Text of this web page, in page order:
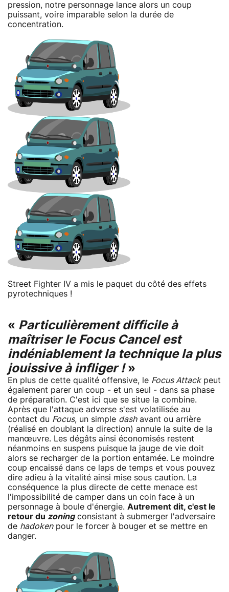
pression, notre personnage lance alors un coup
puissant, voire imparable selon la durée de
concentration.
Street Fighter IV a mis le paquet du côté des effets
pyrotechniques !
« Particulièrement difficile à
maîtriser le Focus Cancelest
indéniablement la technique la plus
jouissive à infliger !»
En plus de cette qualité offensive, le Focus Attackpeut
également parer un coup - et un seul - dans sa phase
de préparation. C'est ici que se situe la combine.
Après que l'attaque adverse s'est volatilisée au
contact du Focus, un simple dashavant ou arrière
(réalisé en doublant la direction) annule la suite de la
manœuvre. Les dégâts ainsi économisés restent
néanmoins en suspens puisque la jauge de vie doit
alors se recharger de la portion entamée. Le moindre
coup encaissé dans ce laps de temps et vous pouvez
dire adieu à la vitalité ainsi mise sous caution. La
conséquence la plus directe de cette menace est
l'impossibilité de camper dans un coin face à un
personnage à boule d'énergie. Autrement dit, c'est le
retour du zoningconsistant à submerger l'adversaire
de hadokenpour le forcer à bouger et se mettre en
danger.